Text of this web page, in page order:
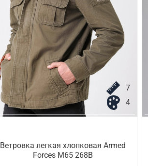
7
4
Ветровка легкая хлопковая Armed
Forces M65 268B